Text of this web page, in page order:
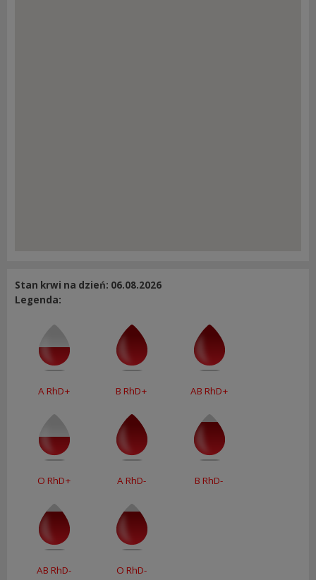
Stan krwi na dzień: 06.08.2026
Legenda:
A RhD+ B RhD+ AB RhD+
O RhD+ A RhD- B RhD-
AB RhD- O RhD-